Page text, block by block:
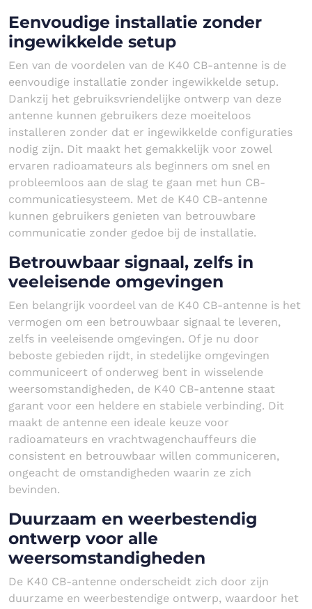
Eenvoudige installatie zonder
ingewikkelde setup
Een van de voordelen van de K40 CB-antenne is de
eenvoudige installatie zonder ingewikkelde setup.
Dankzij het gebruiksvriendelijke ontwerp van deze
antenne kunnen gebruikers deze moeiteloos
installeren zonder dat er ingewikkelde configuraties
nodig zijn. Dit maakt het gemakkelijk voor zowel
ervaren radioamateurs als beginners om snel en
probleemloos aan de slag te gaan met hun CB-
communicatiesysteem. Met de K40 CB-antenne
kunnen gebruikers genieten van betrouwbare
communicatie zonder gedoe bij de installatie.
Betrouwbaar signaal, zelfs in
veeleisende omgevingen
Een belangrijk voordeel van de K40 CB-antenne is het
vermogen om een betrouwbaar signaal te leveren,
zelfs in veeleisende omgevingen. Of je nu door
beboste gebieden rijdt, in stedelijke omgevingen
communiceert of onderweg bent in wisselende
weersomstandigheden, de K40 CB-antenne staat
garant voor een heldere en stabiele verbinding. Dit
maakt de antenne een ideale keuze voor
radioamateurs en vrachtwagenchauffeurs die
consistent en betrouwbaar willen communiceren,
ongeacht de omstandigheden waarin ze zich
bevinden.
Duurzaam en weerbestendig
ontwerp voor alle
weersomstandigheden
De K40 CB-antenne onderscheidt zich door zijn
duurzame en weerbestendige ontwerp, waardoor het